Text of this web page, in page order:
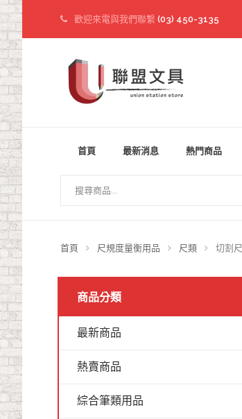
歡迎來電與我們聯繫 (03) 450-3135
首頁 最新消息 熱門商品
首頁 尺規度量衡用品 尺類 切割尺
商品分類
最新商品
熱賣商品
綜合筆類用品